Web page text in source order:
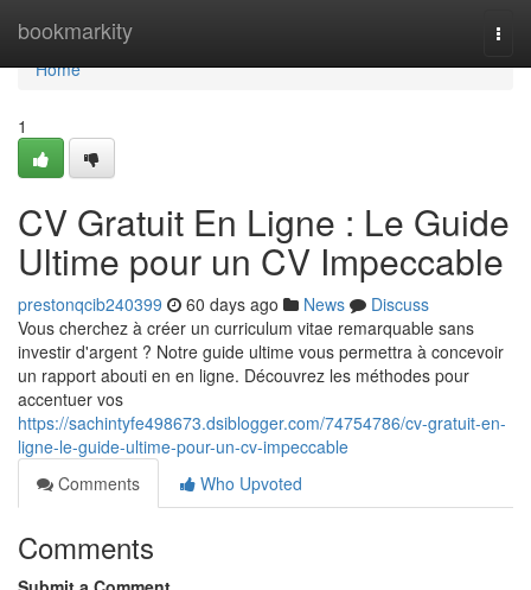
bookmarkity
Home
Home
1
CV Gratuit En Ligne : Le Guide
Ultime pour un CV Impeccable
prestonqcib240399 60 days ago News
Discuss
Vous cherchez à créer un curriculum vitae remarquable sans
investir d'argent ? Notre guide ultime vous permettra à concevoir
un rapport abouti en en ligne. Découvrez les méthodes pour
accentuer vos
https://sachintyfe498673.dsiblogger.com/74754786/cv-gratuit-en-
ligne-le-guide-ultime-pour-un-cv-impeccable
Comments
Who Upvoted
Comments